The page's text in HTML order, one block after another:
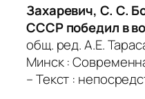
Захаревич, С. С.
СССР победил в
общ. ред. А.Е.
Минск :
– Текст :